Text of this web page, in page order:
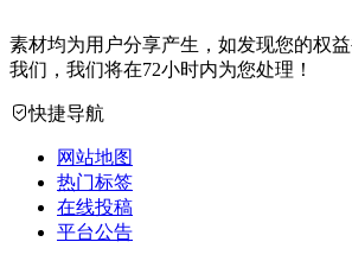
素材均为用户分享产生，如发现您的权
我们，我们将在72小时内为您处理！
快捷导航
网站地图
热门标签
在线投稿
平台公告